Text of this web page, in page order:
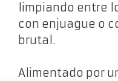
limpiando entre
con enjuague o
brutal.
Alimentado por